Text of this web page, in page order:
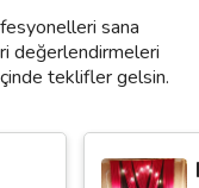
sana
değerlendirmeleri
teklifler gelsin.